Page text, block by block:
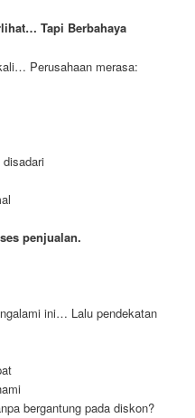
Tapi Berbahaya
Perusahaan merasa:
penjualan.
ini… Lalu pendekatan
bergantung pada diskon?